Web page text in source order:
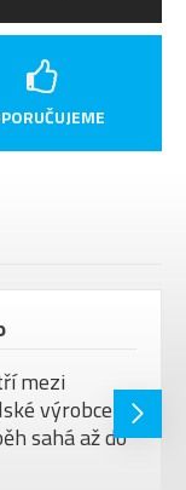
mezi
výrobce
sahá až do